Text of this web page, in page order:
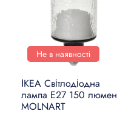
Не в наявності
ІКЕА Світлодіодна
лампа E27 150 люмен
MOLNART